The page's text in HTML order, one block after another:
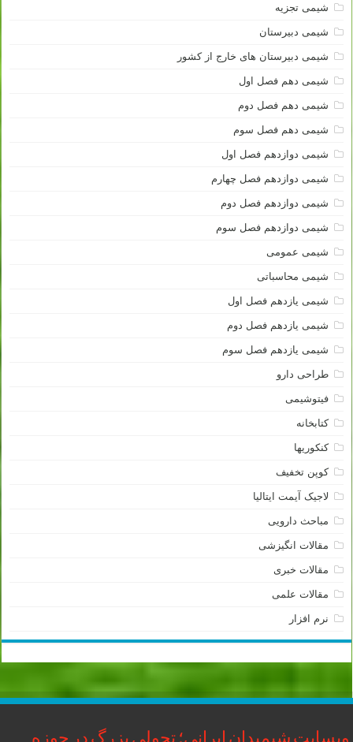
شیمی تجزیه
شیمی دبیرستان
شیمی دبیرستان های خارج از کشور
شیمی دهم فصل اول
شیمی دهم فصل دوم
شیمی دهم فصل سوم
شیمی دوازدهم فصل اول
شیمی دوازدهم فصل چهارم
شیمی دوازدهم فصل دوم
شیمی دوازدهم فصل سوم
شیمی عمومی
شیمی محاسباتی
شیمی یازدهم فصل اول
شیمی یازدهم فصل دوم
شیمی یازدهم فصل سوم
طراحی دارو
فیتوشیمی
کتابخانه
کنکوریها
کوپن تخفیف
لاجیک آیمت ایتالیا
مباحث دارویی
مقالات انگیزشی
مقالات خبری
مقالات علمی
نرم افزار